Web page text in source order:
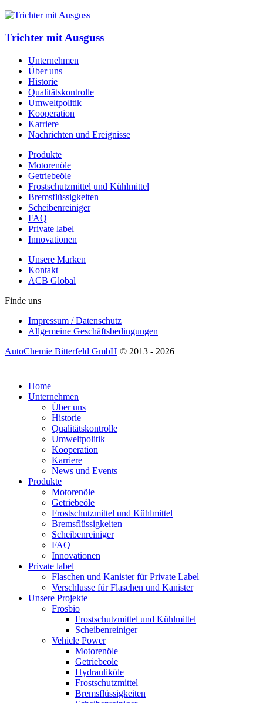
Trichter mit Ausguss
Unternehmen
Über uns
Historie
Qualitätskontrolle
Umweltpolitik
Kooperation
Karriere
Nachrichten und Ereignisse
Produkte
Motorenöle
Getriebeöle
Frostschutzmittel und Kühlmittel
Bremsflüssigkeiten
Scheibenreiniger
FAQ
Private label
Innovationen
Unsere Marken
Kontakt
ACB Global
Finde uns
Impressum / Datenschutz
Allgemeine Geschäftsbedingungen
AutoChemie Bitterfeld GmbH © 2013 - 2026
Home
Unternehmen
Über uns
Historie
Qualitätskontrolle
Umweltpolitik
Kooperation
Karriere
News und Events
Produkte
Motorenöle
Getriebeöle
Frostschutzmittel und Kühlmittel
Bremsflüssigkeiten
Scheibenreiniger
FAQ
Innovationen
Private label
Flaschen und Kanister für Private Label
Verschlusse für Flaschen und Kanister
Unsere Projekte
Frosbio
Frostschutzmittel und Kühlmittel
Scheibenreiniger
Vehicle Power
Motorenöle
Getriebeole
Hydrauliköle
Frostschutzmittel
Bremsflüssigkeiten